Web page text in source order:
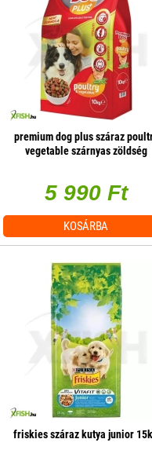
premium dog plus száraz
vegetable szárnyas zöldség
5 990 Ft
KOSÁRBA
friskies száraz kutya junior